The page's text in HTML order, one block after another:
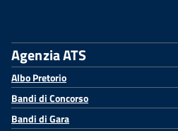
Agenzia ATS
Albo Pretorio
Bandi di Concorso
Bandi di Gara